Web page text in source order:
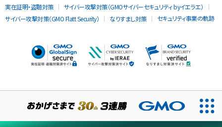
実在証明・盗聴対策
サイバー攻撃対策（GMOサイバーセキュリティ byイエラエ）
サイバー攻撃対策（GMO Flatt Security）
なりすまし対策 セキュリティ事業の軌跡
当ウェブサイトでは、サービスの提供および品質向上とトラフィッ